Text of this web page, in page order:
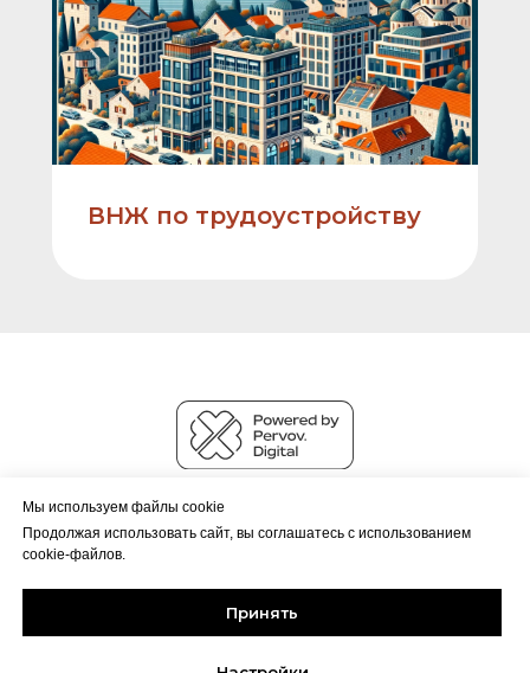
Мы используем файлы cookie
Продолжая использовать сайт, вы соглашатесь с использованием
cookie-файлов.
Принять
ВНЖ по трудоустройству
© MonteMove 2022 – 2026
Политика обработки данных